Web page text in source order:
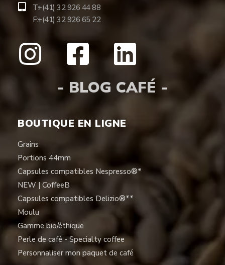
T:
F:
+(41) 32 926 44 88
+(41) 32 926 65 22
- BLOG CAFÉ -
BOUTIQUE EN LIGNE
Grains
Portions 44mm
Capsules compatibles Nespresso®*
NEW | CoffeeB
Capsules compatibles Delizio®**
Moulu
Gamme bio/éthique
Perle de café - Specialty coffee
Personnaliser mon paquet de café